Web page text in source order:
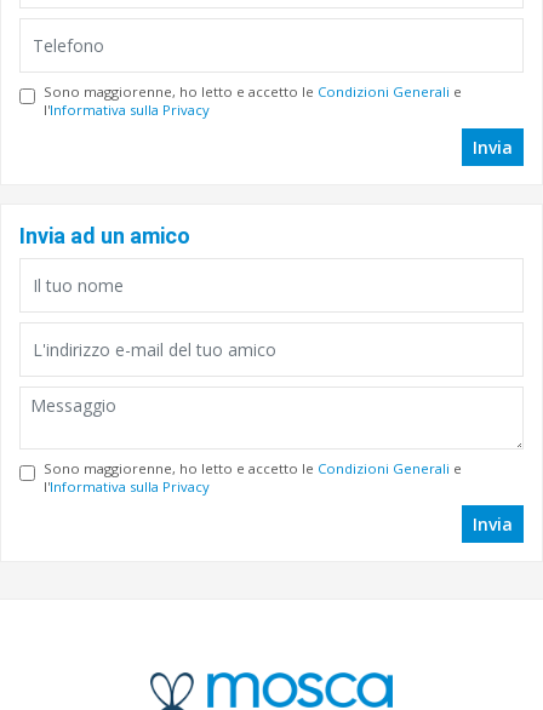
Sono maggiorenne, ho letto e accetto le Condizioni Generali e
l'Informativa sulla Privacy
Invia
Invia ad un amico
Sono maggiorenne, ho letto e accetto le Condizioni Generali e
l'Informativa sulla Privacy
Invia